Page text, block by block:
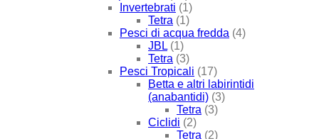
Invertebrati (1)
Tetra (1)
Pesci di acqua fredda (4)
JBL (1)
Tetra (3)
Pesci Tropicali (17)
Betta e altri labirintidi
(anabantidi) (3)
Tetra (3)
Ciclidi (2)
Tetra (2)